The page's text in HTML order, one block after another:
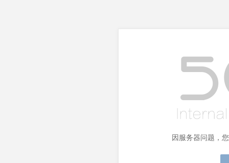
因服务器问题，